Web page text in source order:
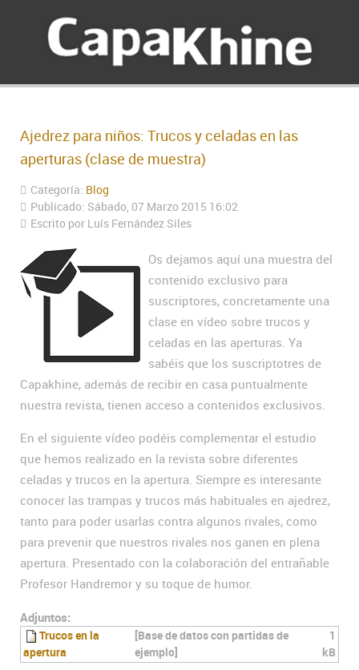
Ajedrez para niños: Trucos y celadas en las
aperturas (clase de muestra)
Categoría: Blog
Publicado: Sábado, 07 Marzo 2015 16:02
Escrito por Luís Fernández Siles
Os dejamos aquí una muestra del
contenido exclusivo para
suscriptores, concretamente una
clase en vídeo sobre trucos y
celadas en las aperturas. Ya
sabéis que los suscriptotres de
Capakhine, además de recibir en casa puntualmente
nuestra revista, tienen acceso a contenidos exclusivos.
En el siguiente vídeo podéis complementar el estudio
que hemos realizado en la revista sobre diferentes
celadas y trucos en la apertura. Siempre es interesante
conocer las trampas y trucos más habituales en ajedrez,
tanto para poder usarlas contra algunos rivales, como
para prevenir que nuestros rivales nos ganen en plena
apertura. Presentado con la colaboración del entrañable
Profesor Handremor y su toque de humor.
Adjuntos:
Trucos en la
apertura
[Base de datos con partidas de
ejemplo]
1
kB